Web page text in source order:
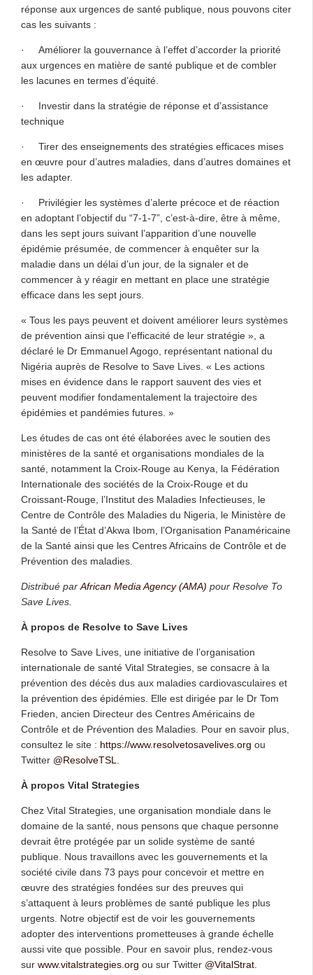
réponse aux urgences de santé publique, nous pouvons citer
cas les suivants :
· Améliorer la gouvernance à l’effet d’accorder la priorité
aux urgences en matière de santé publique et de combler
les lacunes en termes d’équité.
· Investir dans la stratégie de réponse et d’assistance
technique
· Tirer des enseignements des stratégies efficaces mises
en œuvre pour d’autres maladies, dans d’autres domaines et
les adapter.
· Privilégier les systèmes d’alerte précoce et de réaction
en adoptant l’objectif du “7-1-7”, c’est-à-dire, être à même,
dans les sept jours suivant l’apparition d’une nouvelle
épidémie présumée, de commencer à enquêter sur la
maladie dans un délai d’un jour, de la signaler et de
commencer à y réagir en mettant en place une stratégie
efficace dans les sept jours.
« Tous les pays peuvent et doivent améliorer leurs systèmes
de prévention ainsi que l’efficacité de leur stratégie », a
déclaré le Dr Emmanuel Agogo, représentant national du
Nigéria auprès de Resolve to Save Lives. « Les actions
mises en évidence dans le rapport sauvent des vies et
peuvent modifier fondamentalement la trajectoire des
épidémies et pandémies futures. »
Les études de cas ont été élaborées avec le soutien des
ministères de la santé et organisations mondiales de la
santé, notamment la Croix-Rouge au Kenya, la Fédération
Internationale des sociétés de la Croix-Rouge et du
Croissant-Rouge, l’Institut des Maladies Infectieuses, le
Centre de Contrôle des Maladies du Nigeria, le Ministère de
la Santé de l’État d’Akwa Ibom, l’Organisation Panaméricaine
de la Santé ainsi que les Centres Africains de Contrôle et de
Prévention des maladies.
Distribué par African Media Agency (AMA) pour Resolve To
Save Lives.
À propos de Resolve to Save Lives
Resolve to Save Lives, une initiative de l’organisation
internationale de santé Vital Strategies, se consacre à la
prévention des décès dus aux maladies cardiovasculaires et
la prévention des épidémies. Elle est dirigée par le Dr Tom
Frieden, ancien Directeur des Centres Américains de
Contrôle et de Prévention des Maladies. Pour en savoir plus,
consultez le site : https://www.resolvetosavelives.org ou
Twitter @ResolveTSL
À propos Vital Strategies
Chez Vital Strategies, une organisation mondiale dans le
domaine de la santé, nous pensons que chaque personne
devrait être protégée par un solide système de santé
publique. Nous travaillons avec les gouvernements et la
société civile dans 73 pays pour concevoir et mettre en
œuvre des stratégies fondées sur des preuves qui
s’attaquent à leurs problèmes de santé publique les plus
urgents. Notre objectif est de voir les gouvernements
adopter des interventions prometteuses à grande échelle
aussi vite que possible. Pour en savoir plus, rendez-vous
sur www.vitalstrategies.org ou sur Twitter @VitalStrat